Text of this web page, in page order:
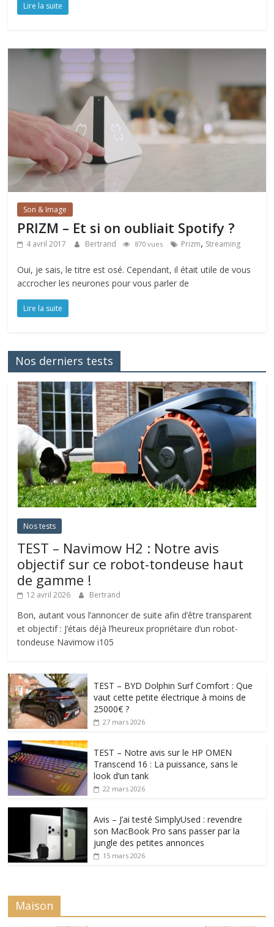
Lire la suite
Son & Image
PRIZM – Et si on oubliait Spotify ?
4 avril 2017 Bertrand 870 vues Prizm, Streaming
Oui, je sais, le titre est osé. Cependant, il était utile de vous
accrocher les neurones pour vous parler de
Lire la suite
Nos derniers tests
Nos tests
TEST – Navimow H2 : Notre avis
objectif sur ce robot-tondeuse haut
de gamme !
12 avril 2026 Bertrand
Bon, autant vous l’annoncer de suite afin d’être transparent
et objectif : J’étais déjà l’heureux propriétaire d’un robot-
tondeuse Navimow i105
TEST – BYD Dolphin Surf Comfort : Que
vaut cette petite électrique à moins de
25000€ ?
27 mars 2026
TEST – Notre avis sur le HP OMEN
Transcend 16 : La puissance, sans le
look d’un tank
22 mars 2026
Avis – J’ai testé SimplyUsed : revendre
son MacBook Pro sans passer par la
jungle des petites annonces
15 mars 2026
Maison